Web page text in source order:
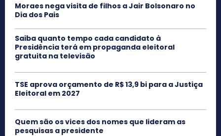
Moraes nega visita de filhos a Jair Bolsonaro no
Dia dos Pais
Saiba quanto tempo cada candidato à
Presidência terá em propaganda eleitoral
gratuita na televisão
TSE aprova orçamento de R$ 13,9 bi para a Justiça
Eleitoral em 2027
Quem são os vices dos nomes que lideram as
pesquisas a presidente